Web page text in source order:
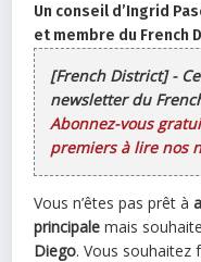
Un conseil d’Ingrid
et membre du French
[French District] -
newsletter du
Abonnez-vous
premiers à lire nos
Vous n’êtes pas prêt à
principalemais
Diego. Vous souhaitez